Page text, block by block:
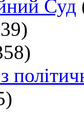
Суд